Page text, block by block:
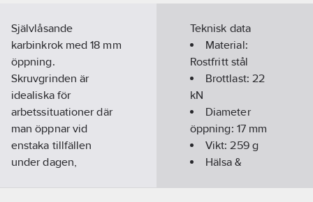
Självlåsande
karbinkrok med 18 mm
öppning.
Skruvgrinden är
idealiska för
arbetssituationer där
man öppnar vid
enstaka tillfällen
under dagen,
Teknisk data
Material:
Rostfritt stål
Brottlast: 22
kN
Diameter
öppning: 17mm
Vikt:259g
Hälsa &